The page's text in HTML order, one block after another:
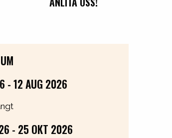
- 12 AUG 2026
- 25 OKT 2026